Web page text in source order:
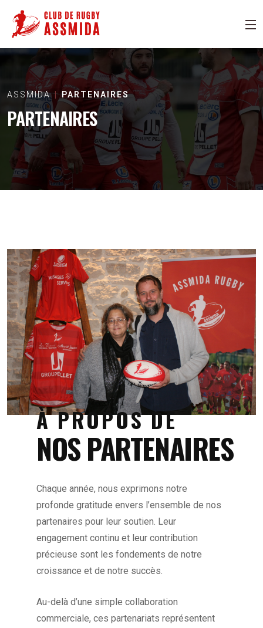
ASSMIDA PARTENAIRES
PARTENAIRES
À PROPOS DE
NOS PARTENAIRES
Chaque année, nous exprimons notre
profonde gratitude envers l’ensemble de nos
partenaires pour leur soutien. Leur
engagement continu et leur contribution
précieuse sont les fondements de notre
croissance et de notre succès.
Au-delà d’une simple collaboration
commerciale, ces partenariats représentent